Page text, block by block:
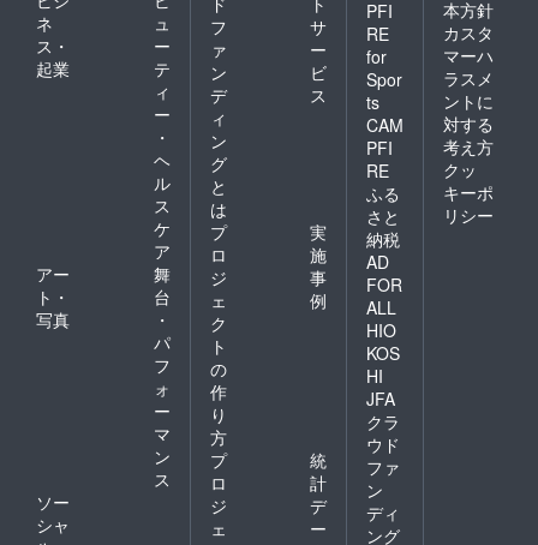
み）
Wildrac
eの“香
りの世
界”に、
あなた
が一番
乗り。
クラ
ファン
限定の
この機
ネ
ス・
起業
ュ
ー
テ
ィ
ー
・
ヘ
ル
ス
ケ
ア
アー
ト・
写真
舞
台
・
パ
フ
ォ
ー
マ
ン
ス
ソー
シャ
フ
ァ
ン
デ
ィ
ン
グ
と
は
サ
ー
ビ
ス
プ
ロ
ジ
ェ
ク
ト
の
作
り
方
実
施
事
例
プ
ロ
ジ
ェ
統
計
デ
ー
PFI
RE
for
Spor
ts
CAM
PFI
RE
ふる
さと
納税
AD
FOR
ALL
HIO
KOS
HI
JFA
クラ
ウド
ファ
ン
ディ
ング
本方針
カスタ
マーハ
ラスメ
ントに
対する
考え方
クッ
キーポ
リシー